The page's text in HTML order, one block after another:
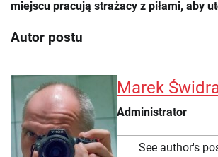
miejscu pracują strażacy z piłami, aby
Autor postu
Marek
Administrator
See author's